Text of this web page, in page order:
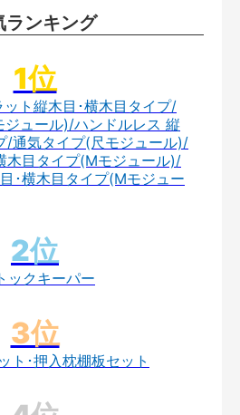
ランキング
ト縦木目･横木目タイプ/
ジュール)/ハンドルレス 縦
/通気タイプ(尺モジュール)/
木目タイプ(Mモジュール)/
･横木目タイプ(Mモジュー
ックキーパー
ト･押入枕棚板セット